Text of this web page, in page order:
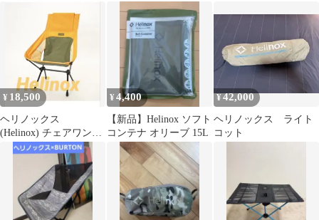
¥ 18,500
ヘリノックス
(Helinox) チェアワンハ
イバック(re)
¥4,400
【新品】Helinox ソフト
コンテナ オリーブ 15L
¥42,000
ヘリノックス ライト
コット